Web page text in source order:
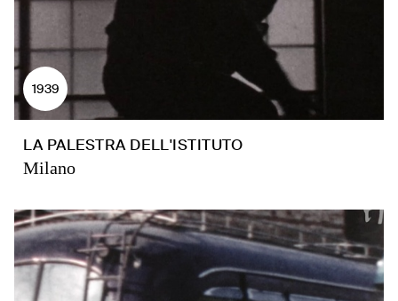
1939
LA PALESTRA DELL'ISTITUTO
Milano